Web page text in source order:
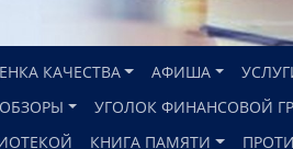
КАЧЕСТВА АФИША
УГОЛОК ФИНАНСОВОЙ
КНИГА ПАМЯТИ